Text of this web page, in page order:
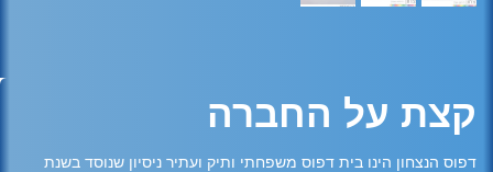
קצת על החברה
דפוס הנצחון הינו בית דפוס משפחתי ותיק ועתיר ניסיון שנוסד בשנת